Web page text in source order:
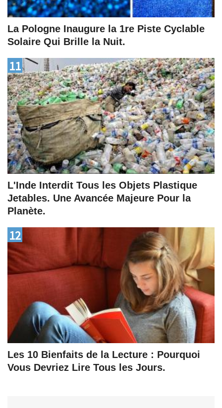
La Pologne Inaugure la 1re Piste Cyclable
Solaire Qui Brille la Nuit.
11
L'Inde Interdit Tous les Objets Plastique
Jetables. Une Avancée Majeure Pour la
Planète.
12
Les 10 Bienfaits de la Lecture : Pourquoi
Vous Devriez Lire Tous les Jours.